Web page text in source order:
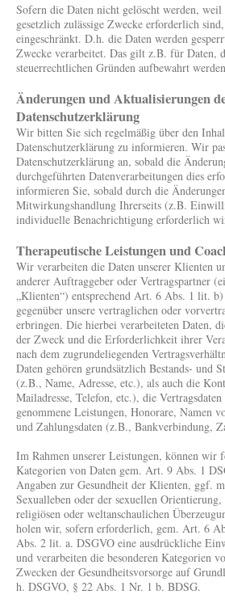
Sofern die Daten nicht gelöscht werden,
gesetzlich zulässige Zwecke erforderlich
eingeschränkt. D.h. die Daten werden
Zwecke verarbeitet. Das gilt z.B. für Daten,
steuerrechtlichen Gründen aufbewahrt
Änderungen und Aktualisierungen
Datenschutzerklärung
Wir bitten Sie sich regelmäßig über den
Datenschutzerklärung zu informieren. Wir
Datenschutzerklärung an, sobald die
durchgeführten Datenverarbeitungen dies
informieren Sie, sobald durch die
Mitwirkungshandlung Ihrerseits (z.B.
individuelle Benachrichtigung erforderlich
Therapeutische Leistungen und
Wir verarbeiten die Daten unserer Klienten
anderer Auftraggeber oder Vertragspartner
„Klienten“) entsprechend Art. 6 Abs. 1 lit.
gegenüber unsere vertraglichen oder
erbringen. Die hierbei verarbeiteten Daten,
der Zweck und die Erforderlichkeit ihrer
nach dem zugrundeliegenden
Daten gehören grundsätzlich Bestands- und
(z.B., Name, Adresse, etc.), als auch die
Mailadresse, Telefon, etc.), die
genommene Leistungen, Honorare, Namen
und Zahlungsdaten (z.B., Bankverbindung,
Im Rahmen unserer Leistungen, können wir
Kategorien von Daten gem. Art. 9 Abs. 1
Angaben zur Gesundheit der Klienten, ggf.
Sexualleben oder der sexuellen
religiösen oder weltanschaulichen
holen wir, sofern erforderlich, gem. Art. 6
Abs. 2 lit. a. DSGVO eine ausdrückliche
und verarbeiten die besonderen Kategorien
Zwecken der Gesundheitsvorsorge auf
h. DSGVO, § 22 Abs. 1 Nr. 1 b. BDSG.